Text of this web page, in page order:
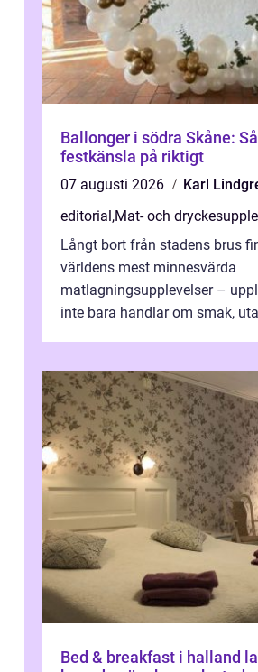
Ballonger i södra Skåne:
festkänsla på riktigt
07 augusti 2026
Karl
editorial,Mat- och
Långt bort från stadens brus
världens mest minnesvärda
matlagningsupplevelser –
inte bara handlar om smak,
Bed & breakfast i halland lantligt